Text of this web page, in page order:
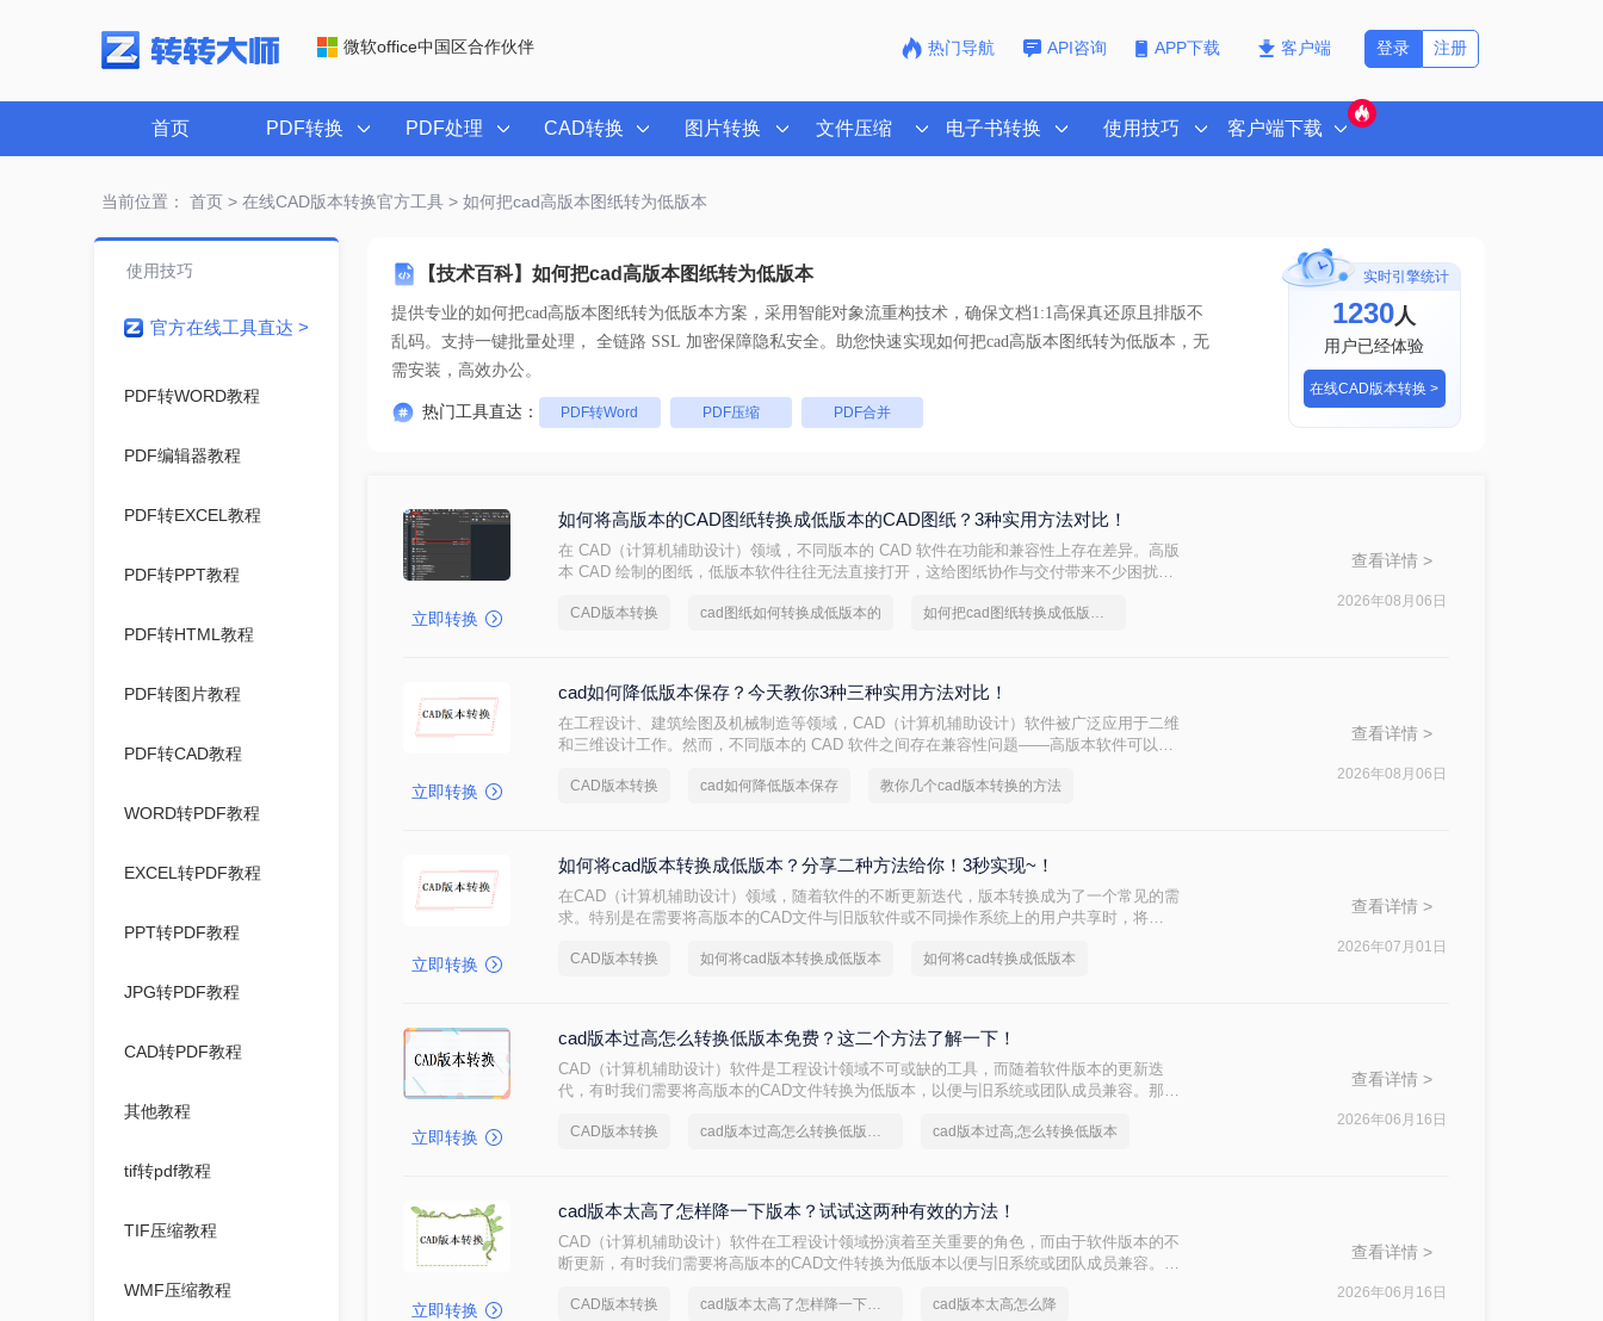
微软office中国区合作伙伴 热门导航 API咨询 APP下载 客户端 注册
登录
首页 PDF转换 PDF处理 CAD转换 图片转换 文件压缩 电子书转换 使用技巧 客户端下载
当前位置： 首页> 在线CAD版本转换官方工具> 如何把cad高版本图纸转为低版本
【技术百科】如何把cad高版本图纸转为低版本
提供专业的如何把cad高版本图纸转为低版本方案，采用智能对象流重构技术，确保文档1:1高保真还原且排版不
乱码。支持一键批量处理， 全链路 SSL 加密保障隐私安全。助您快速实现如何把cad高版本图纸转为低版本 ，无
需安装，高效办公。
热门工具直达： PDF转Word PDF压缩 PDF合并
实时引擎统计
1230人
用户已经体验
在线CAD版本转换 >
使用技巧
官方在线工具直达 >
PDF转WORD教程
PDF编辑器教程
PDF转EXCEL教程
PDF转PPT教程
PDF转HTML教程
PDF转图片教程
PDF转CAD教程
WORD转PDF教程
EXCEL转PDF教程
PPT转PDF教程
JPG转PDF教程
CAD转PDF教程
其他教程
tif转pdf教程
TIF压缩教程
WMF压缩教程
立即转换
如何将高版本的CAD图纸转换成低版本的CAD图纸？3种实用方法对比！
在 CAD（计算机辅助设计）领域，不同版本的 CAD 软件在功能和兼容性上存在差异。高版
本 CAD 绘制的图纸，低版本软件往往无法直接打开，这给图纸协作与交付带来不少困扰。
难度、批量能力、隐私安全 四个维度，对比三种主流方案，帮助您根据实际场景快速选
CAD版本转换 cad图纸如何转换成低版本的 如何把cad图纸转换成低版本的
查看详情 >
2026年08月06日
立即转换
cad如何降低版本保存？今天教你3种三种实用方法对比！
在工程设计、建筑绘图及机械制造等领域，CAD（计算机辅助设计）软件被广泛应用于二维
和三维设计工作。然而，不同版本的 CAD 软件之间存在兼容性问题——高版本软件可以打
版 CAD 的合作伙伴或客户时，将 CAD 文件降低版本保存就显得尤为重要。那么CAD 如何
CAD版本转换 cad如何降低版本保存 教你几个cad版本转换的方法
查看详情 >
2026年08月06日
立即转换
如何将cad版本转换成低版本？分享二种方法给你！3秒实现~！
在CAD（计算机辅助设计）领域，随着软件的不断更新迭代，版本转换成为了一个常见的需
求。特别是在需要将高版本的CAD文件与旧版软件或不同操作系统上的用户共享时，将
种将CAD版本转换成低版本的方法。
CAD版本转换 如何将cad版本转换成低版本 如何将cad转换成低版本
查看详情 >
2026年07月01日
立即转换
cad版本过高怎么转换低版本免费？这二个方法了解一下！
CAD（计算机辅助设计）软件是工程设计领域不可或缺的工具，而随着软件版本的更新迭
代，有时我们需要将高版本的CAD文件转换为低版本，以便与旧系统或团队成员兼容。那么
CAD版本转换 cad版本过高怎么转换低版本免费 cad版本过高,怎么转换低版本
查看详情 >
2026年06月16日
立即转换
cad版本太高了怎样降一下版本？试试这两种有效的方法！
CAD（计算机辅助设计）软件在工程设计领域扮演着至关重要的角色，而由于软件版本的不
断更新，有时我们需要将高版本的CAD文件转换为低版本以便与旧系统或团队成员兼容。那
CAD版本转换 cad版本太高了怎样降一下版本 cad版本太高怎么降
查看详情 >
2026年06月16日